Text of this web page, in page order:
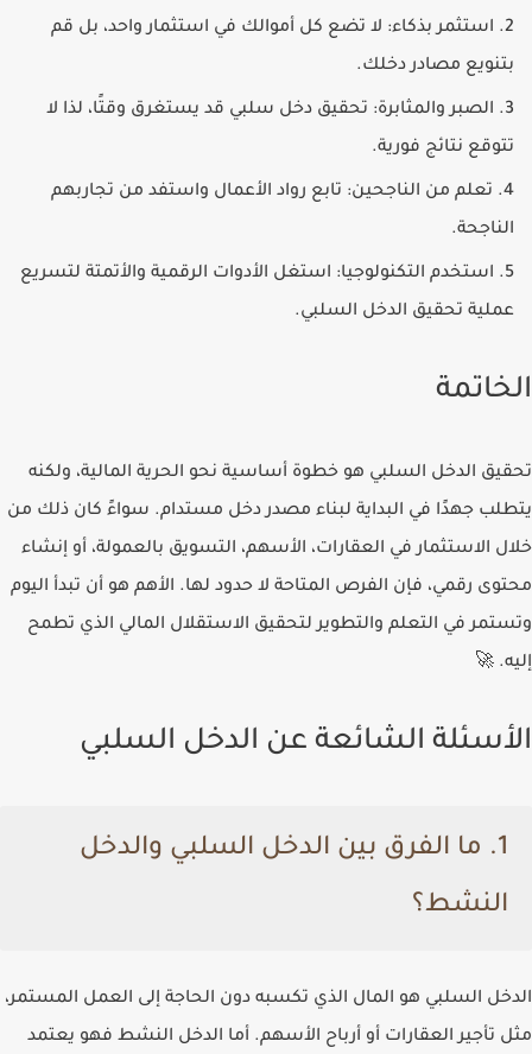
استثمر بذكاء: لا تضع كل أموالك في استثمار واحد، بل قم
بتنويع مصادر دخلك.
الصبر والمثابرة: تحقيق دخل سلبي قد يستغرق وقتًا، لذا لا
تتوقع نتائج فورية.
تعلم من الناجحين: تابع رواد الأعمال واستفد من تجاربهم
الناجحة.
استخدم التكنولوجيا: استغل الأدوات الرقمية والأتمتة لتسريع
عملية تحقيق الدخل السلبي.
الخاتمة
تحقيق الدخل السلبي هو خطوة أساسية نحو الحرية المالية، ولكنه
يتطلب جهدًا في البداية لبناء مصدر دخل مستدام. سواءً كان ذلك من
خلال الاستثمار في العقارات، الأسهم، التسويق بالعمولة، أو إنشاء
محتوى رقمي، فإن الفرص المتاحة لا حدود لها. الأهم هو أن تبدأ اليوم
وتستمر في التعلم والتطوير لتحقيق الاستقلال المالي الذي تطمح
إليه. 🚀
الأسئلة الشائعة عن الدخل السلبي
1.
ما الفرق بين الدخل السلبي والدخل
النشط؟
الدخل السلبي هو المال الذي تكسبه دون الحاجة إلى العمل المستمر،
مثل تأجير العقارات أو أرباح الأسهم. أما الدخل النشط فهو يعتمد